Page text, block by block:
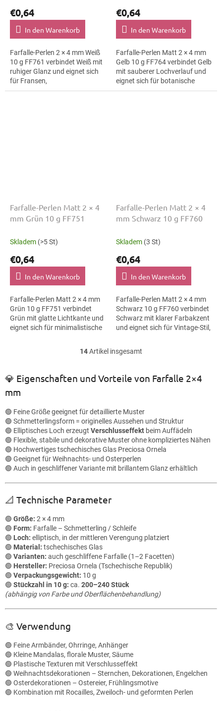
€0,64
In den Warenkorb
Farfalle-Perlen 2 × 4 mm Weiß
10 g FF761 verbindet Weiß mit
ruhiger Glanz und eignet sich
für Fransen,
Trachtenaccessoires und
€0,64
In den Warenkorb
Farfalle-Perlen Matt 2 × 4 mm
Gelb 10 g FF764 verbindet Gelb
mit sauberer Lochverlauf und
eignet sich für botanische
Motive, Ohrringe und
Farfalle-Perlen Matt 2 × 4
mm Grün 10 g FF751
Skladem (>5 St)
€0,64
In den Warenkorb
Farfalle-Perlen Matt 2 × 4 mm
Grün 10 g FF751 verbindet
Grün mit glatte Lichtkante und
eignet sich für minimalistische
Farfalle-Perlen Matt 2 × 4
mm Schwarz 10 g FF760
Skladem (3 St)
€0,64
In den Warenkorb
Farfalle-Perlen Matt 2 × 4 mm
Schwarz 10 g FF760 verbindet
Schwarz mit klarer Farbakzent
und eignet sich für Vintage-Stil,
hilft...
S
e
u
e
l
e
m
e
n
t
e
i
s
e
14Artikel insgesamt
💎 Eigenschaften und Vorteile von Farfalle 2×4
mm
🟢 Feine Größe geeignet für detaillierte Muster
🟢 Schmetterlingsform = originelles Aussehen und Struktur
🟢 Elliptisches Loch erzeugt Verschlusseffekt beim Auffädeln
🟢 Flexible, stabile und dekorative Muster ohne kompliziertes Nähen
🟢 Hochwertiges tschechisches Glas Preciosa Ornela
🟢 Geeignet für Weihnachts- und Osterperlen
🟢 Auch in geschliffener Variante mit brillantem Glanz erhältlich
📐 Technische Parameter
🟢 Größe: 2 × 4 mm
🟢 Form: Farfalle – Schmetterling / Schleife
🟢 Loch: elliptisch, in der mittleren Verengung platziert
🟢 Material: tschechisches Glas
🟢 Varianten: auch geschliffene Farfalle (1–2 Facetten)
🟢 Hersteller: Preciosa Ornela (Tschechische Republik)
🟢 Verpackungsgewicht: 10 g
🟢 Stückzahl in 10 g: ca. 200–240 Stück
(abhängig von Farbe und Oberflächenbehandlung)
🎨 Verwendung
🟢 Feine Armbänder, Ohrringe, Anhänger
🟢 Kleine Mandalas, florale Muster, Säume
🟢 Plastische Texturen mit Verschlusseffekt
🟢 Weihnachtsdekorationen – Sternchen, Dekorationen, Engelchen
🟢 Osterdekorationen – Ostereier, Frühlingsmotive
🟢 Kombination mit Rocailles, Zweiloch- und geformten Perlen